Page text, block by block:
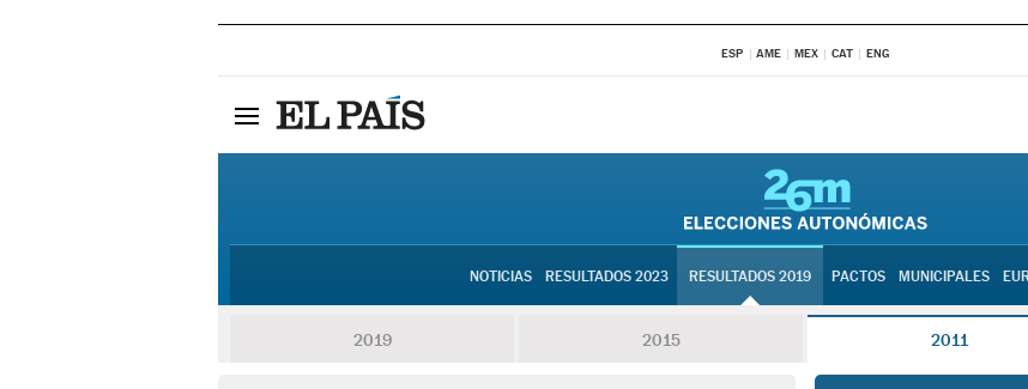
ESP AME MEX CAT ENG
NOTICIAS RESULTADOS 2023 RESULTADOS 2019 PACTOS MUNICIPALES
2019 2015 2011